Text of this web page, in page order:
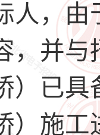
人，
，并与
）已
）施